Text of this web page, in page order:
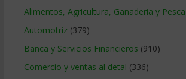
Alimentos, Agricultura, Ganaderia y Pesca
Automotriz(379)
Banca y Servicios Financieros (910)
Comercio y ventas al detal (336)